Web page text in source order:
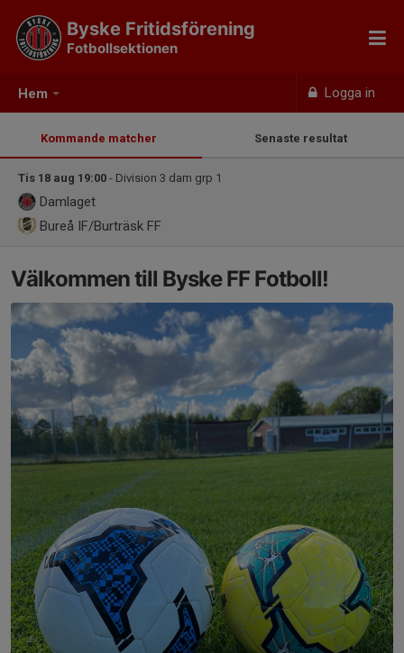
Hem Logga in
Byske Fritidsförening
Fotbollsektionen
Kommande matcher Senaste resultat
Tis 18 aug 19:00 - Division 3 dam grp 1
Damlaget
Bureå IF/Burträsk FF
Välkommen till Byske FF Fotboll!